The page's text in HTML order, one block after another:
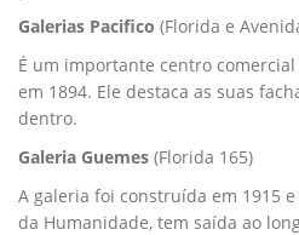
Galerias Pacifico (Florida e
É um importante centro
em 1894. Ele destaca as suas
dentro.
Galeria Guemes (Florida 165)
A galeria foi construída em 1915
da Humanidade, tem saída ao